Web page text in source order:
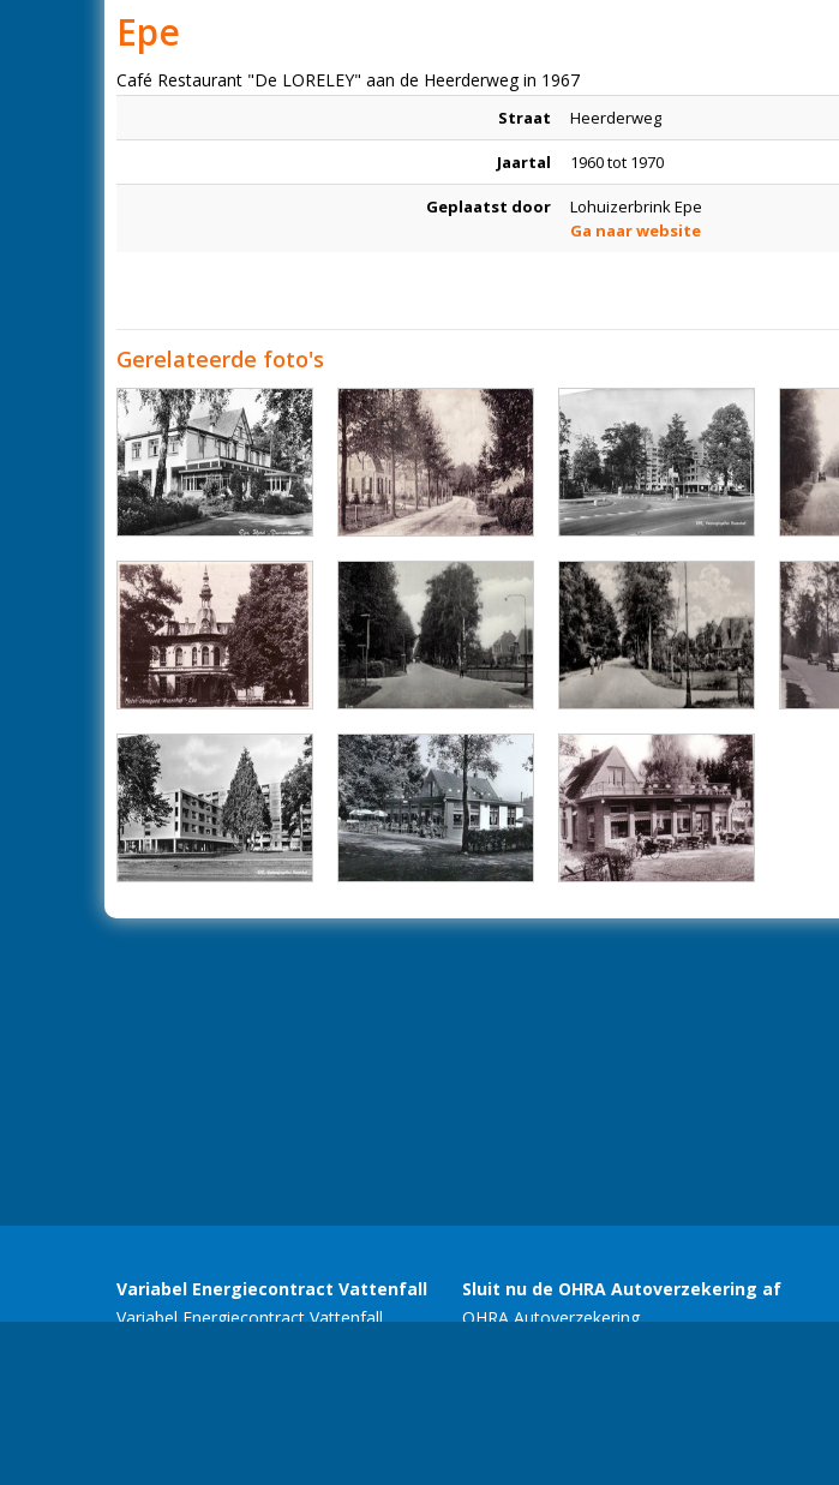
Epe
Café Restaurant "De LORELEY" aan de Heerderweg in 1967
Straat Heerderweg
Jaartal 1960 tot 1970
Geplaatst door
Lohuizerbrink Epe
Ga naar website
Gerelateerde foto's